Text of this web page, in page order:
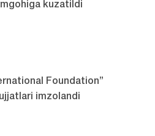
kuzatildi
Foundation”
imzolandi